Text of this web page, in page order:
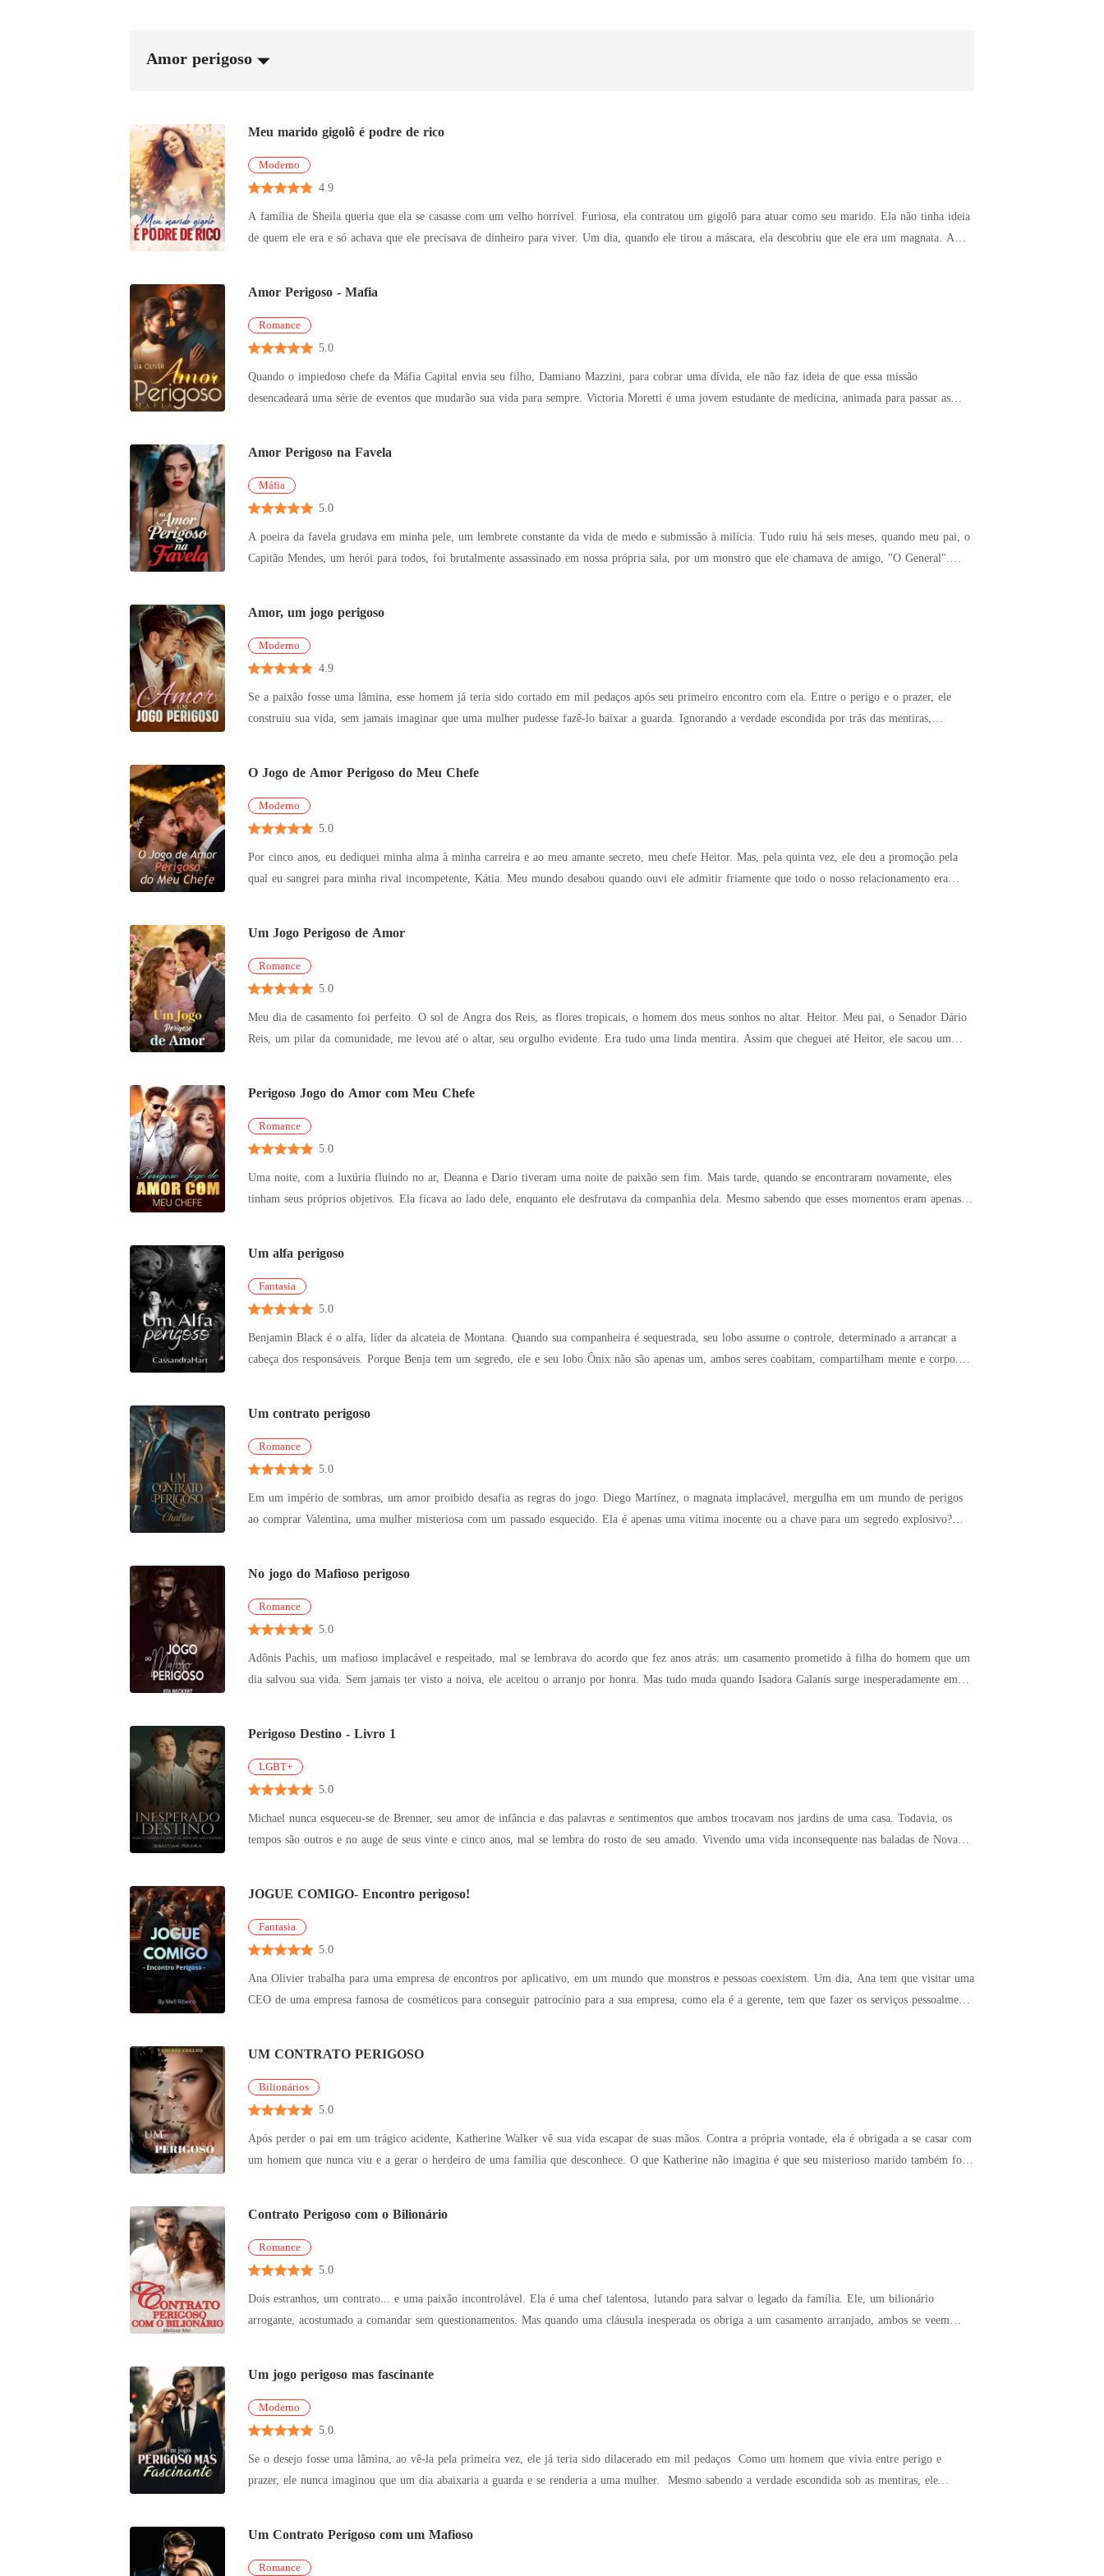
Amor perigoso
Meu marido gigolô é podre de rico
Moderno
4.9
A família de Sheila queria que ela se casasse com um velho horrível. Furiosa, ela contratou um gigolô para atuar como seu marido. Ela não tinha ideia
de quem ele era e só achava que ele precisava de dinheiro para viver. Um dia, quando ele tirou a máscara, ela descobriu que ele era um magnata. A
Amor Perigoso - Mafia
Romance
5.0
Quando o impiedoso chefe da Máfia Capital envia seu filho, Damiano Mazzini, para cobrar uma dívida, ele não faz ideia de que essa missão
desencadeará uma série de eventos que mudarão sua vida para sempre. Victoria Moretti é uma jovem estudante de medicina, animada para passar as
Amor Perigoso na Favela
Máfia
5.0
A poeira da favela grudava em minha pele, um lembrete constante da vida de medo e submissão à milícia. Tudo ruiu há seis meses, quando meu pai, o
Capitão Mendes, um herói para todos, foi brutalmente assassinado em nossa própria sala, por um monstro que ele chamava de amigo, "O General".
Amor, um jogo perigoso
Moderno
4.9
Se a paixão fosse uma lâmina, esse homem já teria sido cortado em mil pedaços após seu primeiro encontro com ela. Entre o perigo e o prazer, ele
construiu sua vida, sem jamais imaginar que uma mulher pudesse fazê-lo baixar a guarda. Ignorando a verdade escondida por trás das mentiras,
O Jogo de Amor Perigoso do Meu Chefe
Moderno
5.0
Por cinco anos, eu dediquei minha alma à minha carreira e ao meu amante secreto, meu chefe Heitor. Mas, pela quinta vez, ele deu a promoção pela
qual eu sangrei para minha rival incompetente, Kátia. Meu mundo desabou quando ouvi ele admitir friamente que todo o nosso relacionamento era
Um Jogo Perigoso de Amor
Romance
5.0
Meu dia de casamento foi perfeito. O sol de Angra dos Reis, as flores tropicais, o homem dos meus sonhos no altar. Heitor. Meu pai, o Senador Dário
Reis, um pilar da comunidade, me levou até o altar, seu orgulho evidente. Era tudo uma linda mentira. Assim que cheguei até Heitor, ele sacou um
Perigoso Jogo do Amor com Meu Chefe
Romance
5.0
Uma noite, com a luxúria fluindo no ar, Deanna e Dario tiveram uma noite de paixão sem fim. Mais tarde, quando se encontraram novamente, eles
tinham seus próprios objetivos. Ela ficava ao lado dele, enquanto ele desfrutava da companhia dela. Mesmo sabendo que esses momentos eram apenas
Um alfa perigoso
Fantasia
5.0
Benjamin Black é o alfa, líder da alcateia de Montana. Quando sua companheira é sequestrada, seu lobo assume o controle, determinado a arrancar a
cabeça dos responsáveis. Porque Benja tem um segredo, ele e seu lobo Ônix não são apenas um, ambos seres coabitam, compartilham mente e corpo.
Um contrato perigoso
Romance
5.0
Em um império de sombras, um amor proibido desafia as regras do jogo. Diego Martínez, o magnata implacável, mergulha em um mundo de perigos
ao comprar Valentina, uma mulher misteriosa com um passado esquecido. Ela é apenas uma vítima inocente ou a chave para um segredo explosivo?
No jogo do Mafioso perigoso
Romance
5.0
Adônis Pachis, um mafioso implacável e respeitado, mal se lembrava do acordo que fez anos atrás: um casamento prometido à filha do homem que um
dia salvou sua vida. Sem jamais ter visto a noiva, ele aceitou o arranjo por honra. Mas tudo muda quando Isadora Galanis surge inesperadamente em
Perigoso Destino - Livro 1
LGBT+
5.0
Michael nunca esqueceu-se de Brenner, seu amor de infância e das palavras e sentimentos que ambos trocavam nos jardins de uma casa. Todavia, os
tempos são outros e no auge de seus vinte e cinco anos, mal se lembra do rosto de seu amado. Vivendo uma vida inconsequente nas baladas de Nova
JOGUE COMIGO- Encontro perigoso!
Fantasia
5.0
Ana Olivier trabalha para uma empresa de encontros por aplicativo, em um mundo que monstros e pessoas coexistem. Um dia, Ana tem que visitar uma
CEO de uma empresa famosa de cosméticos para conseguir patrocínio para a sua empresa, como ela é a gerente, tem que fazer os serviços pessoalmente
UM CONTRATO PERIGOSO
Bilionários
5.0
Após perder o pai em um trágico acidente, Katherine Walker vê sua vida escapar de suas mãos. Contra a própria vontade, ela é obrigada a se casar com
um homem que nunca viu e a gerar o herdeiro de uma família que desconhece. O que Katherine não imagina é que seu misterioso marido também foi
Contrato Perigoso com o Bilionário
Romance
5.0
Dois estranhos, um contrato... e uma paixão incontrolável. Ela é uma chef talentosa, lutando para salvar o legado da família. Ele, um bilionário
arrogante, acostumado a comandar sem questionamentos. Mas quando uma cláusula inesperada os obriga a um casamento arranjado, ambos se veem
Um jogo perigoso mas fascinante
Moderno
5.0
Se o desejo fosse uma lâmina, ao vê-la pela primeira vez, ele já teria sido dilacerado em mil pedaços Como um homem que vivia entre perigo e
prazer, ele nunca imaginou que um dia abaixaria a guarda e se renderia a uma mulher. Mesmo sabendo a verdade escondida sob as mentiras, ele
Um Contrato Perigoso com um Mafioso
Romance